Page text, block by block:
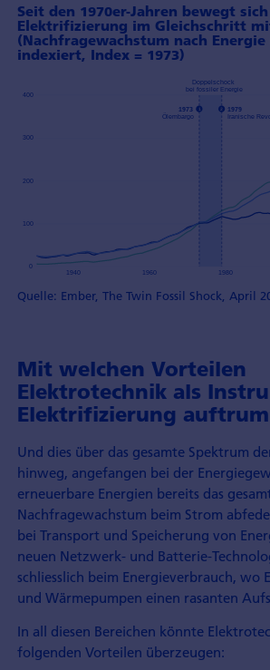
Seit den 1970er-Jahren bewegt
Elektrifizierung im Gleichschritt
(Nachfragewachstum nach Energie
indexiert, Index = 1973)
Quelle: Ember, The Twin Fossil Shock, April
Mit welchen Vorteilen
Elektrotechnik als
Elektrifizierung
Und dies über das gesamte Spektrum
hinweg, angefangen bei der
erneuerbare Energien bereits das
Nachfragewachstum beim Strom
bei Transport und Speicherung von
neuen Netzwerk- und Batterie-
schliesslich beim Energieverbrauch, wo
und Wärmepumpen einen rasanten
In all diesen Bereichen könnte
folgenden Vorteilen überzeugen: